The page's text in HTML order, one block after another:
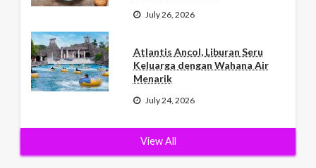
July 26, 2026
Atlantis Ancol, Liburan Seru
Keluarga dengan Wahana Air
Menarik
July 24, 2026
View All